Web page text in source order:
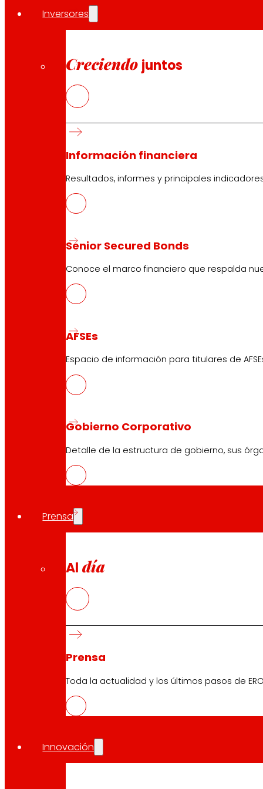
Inversores
Creciendo juntos
Información financiera
Resultados, informes y principales
Senior Secured Bonds
Conoce el marco financiero que respalda
AFSEs
Espacio de información para titulares de
Gobierno Corporativo
Detalle de la estructura de gobierno, sus
Prensa
Al día
Prensa
Toda la actualidad y los últimos pasos de
Innovación